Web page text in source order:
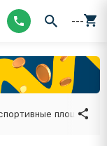
---
площадки